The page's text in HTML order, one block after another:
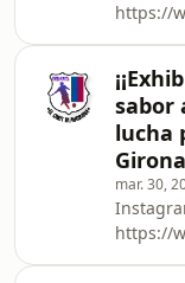
https://
5ytB_-
https://
sabor
lucha
Girona
mar. 30,
https://